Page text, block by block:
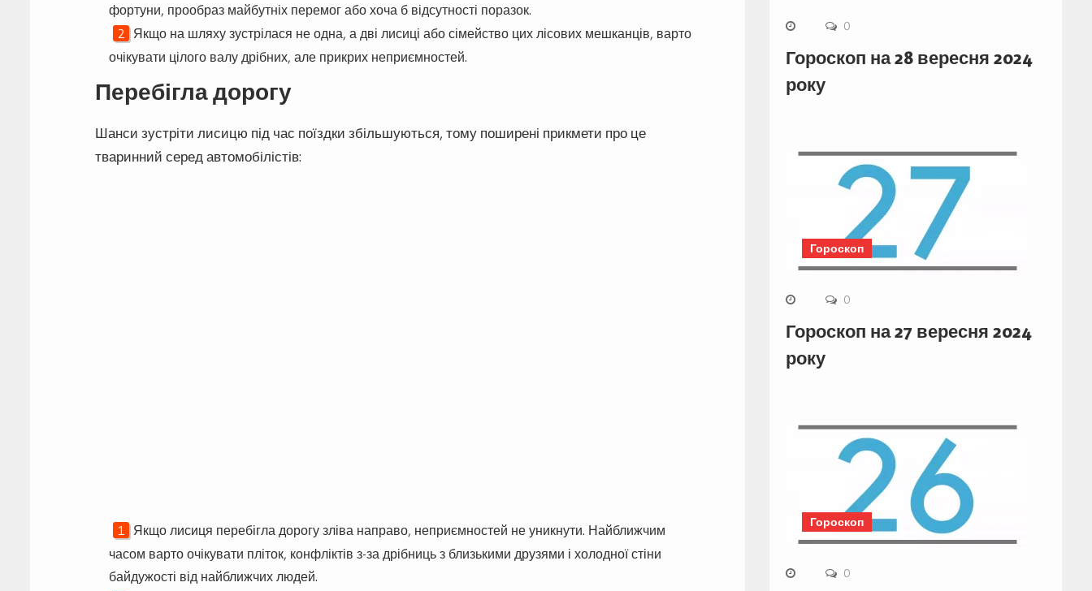
фортуни, прообраз майбутніх перемог або хоча б відсутності поразок.
Якщо на шляху зустрілася не одна, а дві лисиці або сімейство цих лісових мешканців, варто
очікувати цілого валу дрібних, але прикрих неприємностей.
Перебігла дорогу
Шанси зустріти лисицю під час поїздки збільшуються, тому поширені прикмети про це
тваринний серед автомобілістів:
Якщо лисиця перебігла дорогу зліва направо, неприємностей не уникнути. Найближчим
часом варто очікувати пліток, конфліктів з-за дрібниць з близькими друзями і холодної стіни
байдужості від найближчих людей.
0
Гороскоп на 28 вересня 2024
року
Гороскоп
0
Гороскоп на 27 вересня 2024
року
Гороскоп
0